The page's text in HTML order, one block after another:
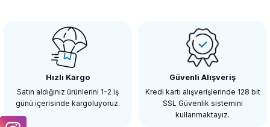
OEM Marka SDI-T Dişi Erkek SDI Bağlantı Konektör
Hızlı Kargo
Satın aldığınız ürünlerini 1-2 iş
günü içerisinde kargoluyoruz.
Güvenli Alışveriş
Kredi kartı alışverişlerinde 128 bit
SSL Güvenlik sistemini
kullanmaktayız.